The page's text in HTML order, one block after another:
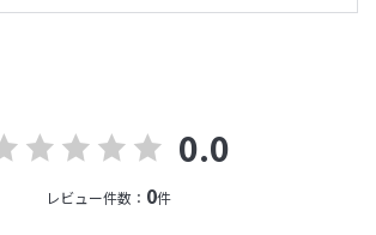
0.0
レビュー件数： 0件